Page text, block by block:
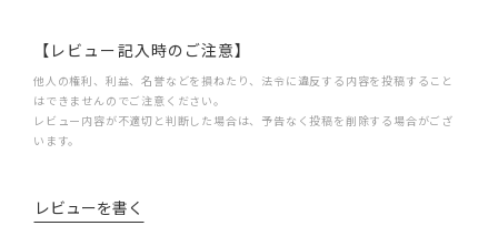
【レビュー記入時のご注意】
他人の権利、利益、名誉などを損ねたり、法令に違反する内容を投稿すること
はできませんのでご注意ください。
レビュー内容が不適切と判断した場合は、予告なく投稿を削除する場合がござ
います。
レビューを書く